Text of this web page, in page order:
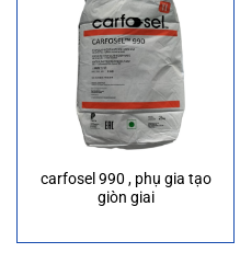
carfosel 990 , phụ gia tạo
giòn giai